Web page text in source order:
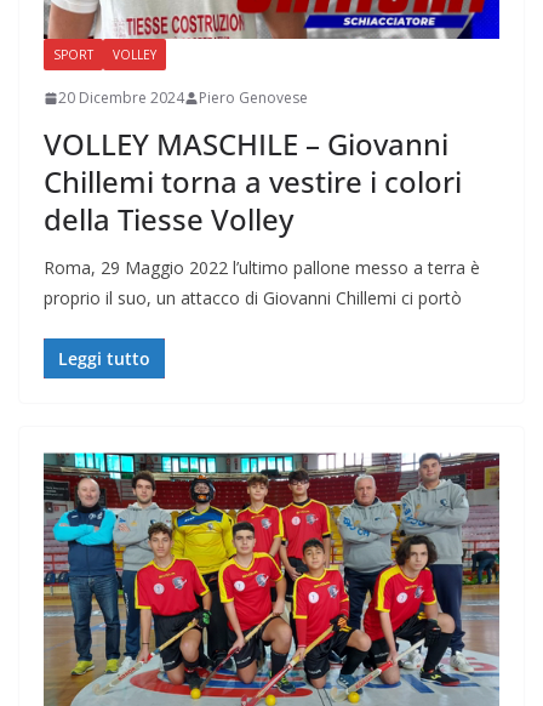
SPORT VOLLEY
20 Dicembre 2024 Piero Genovese
VOLLEY MASCHILE – Giovanni
Chillemi torna a vestire i colori
della Tiesse Volley
Roma, 29 Maggio 2022 l’ultimo pallone messo a terra è
proprio il suo, un attacco di Giovanni Chillemi ci portò
Leggi tutto